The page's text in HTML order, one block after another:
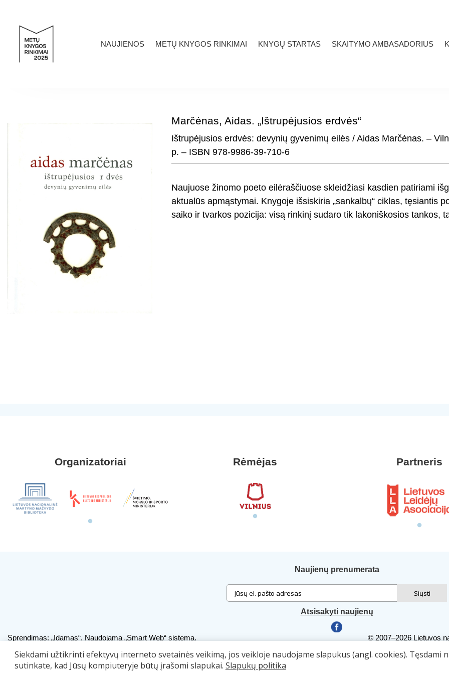
Siekdami užtikrinti efektyvų interneto svetainės veikimą, jos veikloje naudojame slapukus (angl. cookies). Tęsdami
sutinkate, kad Jūsų kompiuteryje būtų įrašomi slapukai. Slapukų politika
NAUJIENOS METŲ KNYGOS RINKIMAI KNYGŲ STARTAS SKAITYMO AMBASADORIUS
Marčėnas, Aidas. „Ištrupėjusios erdvės“
Ištrupėjusios erdvės: devynių gyvenimų eilės / Aidas Marčėnas. –
p. – ISBN 978-9986-39-710-6
Naujuose žinomo poeto eilėraščiuose skleidžiasi kasdien patiriami
aktualūs apmąstymai. Knygoje išsiskiria „sankalbų“ ciklas, tęsiantis
saiko ir tvarkos pozicija: visą rinkinį sudaro tik lakoniškosios tankos,
Organizatoriai Rėmėjas Partneris
Naujienų prenumerata
Atsisakyti naujienų
Sprendimas: „Idamas“. Naudojama „Smart Web“ sistema. © 2007–2026 Lietuvos